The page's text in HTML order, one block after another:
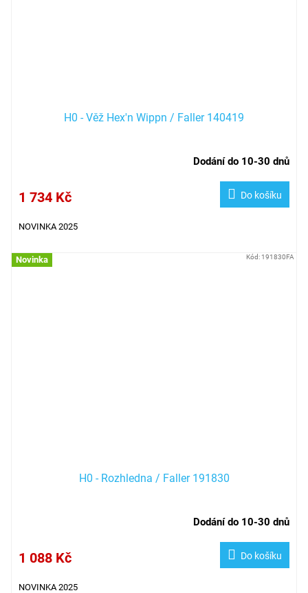
H0 - Věž Hex'n Wippn / Faller 140419
Dodání do 10-30 dnů
1 734 Kč Do košíku
NOVINKA 2025
Novinka
H0 - Rozhledna / Faller 191830
Dodání do 10-30 dnů
1 088 Kč Do košíku
NOVINKA 2025
Kód: 191830FA